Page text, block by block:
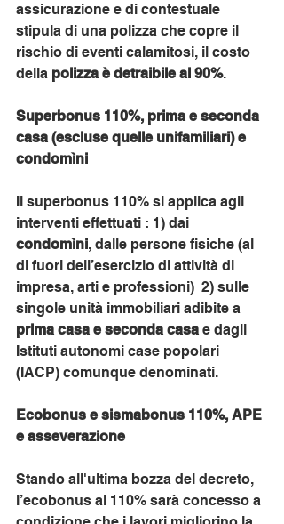
assicurazione e di contestuale
stipula di una polizza che copre il
rischio di eventi calamitosi, il costo
della polizza è detraibile al 90%.
Superbonus 110%, prima e seconda
casa (escluse quelle unifamiliari) e
condomìni
Il superbonus 110% si applica agli
interventi effettuati : 1) dai
condomìni, dalle persone fisiche (al
di fuori dell’esercizio di attività di
impresa, arti e professioni)  2) sulle
singole unità immobiliari adibite a
prima casa e seconda casa e dagli
Istituti autonomi case popolari
(IACP) comunque denominati.
Ecobonus e sismabonus 110%, APE
e asseverazione
Stando all'ultima bozza del decreto,
l’ecobonus al 110% sarà concesso a